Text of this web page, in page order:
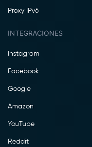
Proxy IPv6
INTEGRACIONES
Instagram
Facebook
Google
Amazon
YouTube
Reddit